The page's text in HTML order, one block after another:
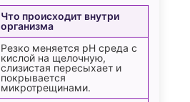
Что происходит внутри
организма
Резко меняется pH среда с
кислой на щелочную,
слизистая пересыхает и
покрывается
микротрещинами.